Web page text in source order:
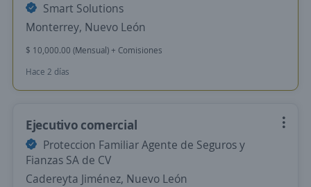
Smart Solutions
Monterrey, Nuevo León
$ 10,000.00 (Mensual) + Comisiones
Hace 2 días
Ejecutivo comercial
Proteccion Familiar Agente de Seguros y
Fianzas SA de CV
Cadereyta Jiménez, Nuevo León